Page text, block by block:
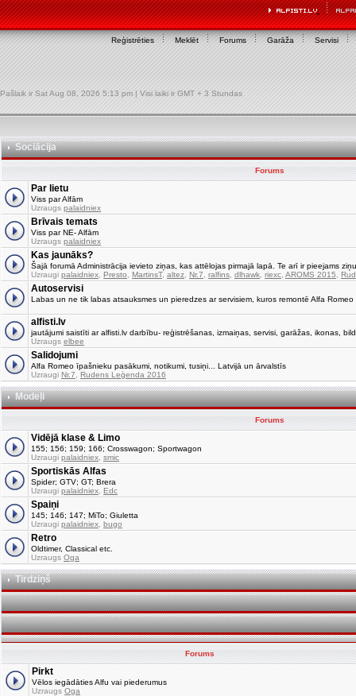
Reģistrēties Meklēt Forums Garāža Servisi
Pašlaik ir Sat Aug 08, 2026 5:13 pm | Visi laiki ir GMT + 3 Stundas
Sociācija
Forums
Par lietu
Viss par Alfām
Uzraugs palaidniex
Brīvais temats
Viss par NE- Alfām
Uzraugs palaidniex
Kas jaunāks?
Šajā forumā Administrācija ievieto ziņas, kas attēlojas pirmajā lapā. Te arī ir pieejams
Uzraugi palaidniex Presto MartinsT, altez Nr.7 ralfins dlhawk riexc AROMS 2015
Autoservisi
Labas un ne tik labas atsauksmes un pieredzes ar servisiem, kuros remontē Alfa Romeo
alfisti.lv
jautājumi saistīti ar alfisti.lv darbību- reģistrēšanas, izmaiņas, servisi, garāžas, ikonas,
Uzraugs elbee
Salidojumi
Alfa Romeo īpašnieku pasākumi, notikumi, tusiņi... Latvijā un ārvalstīs
Uzraugi Nr.7 Rudens Leģenda 2016
Modeļi
Forums
Vidējā klase & Limo
155; 156; 159; 166; Crosswagon; Sportwagon
Uzraugi palaidniex smic
Sportiskās Alfas
Spider; GTV; GT; Brera
Uzraugi palaidniex Edc
Spaiņi
145; 146; 147; MiTo; Giuletta
Uzraugi palaidniex bugo
Retro
Oldtimer, Classical etc.
Uzraugs Oga
Tirdziņš
Forums
Pirkt
Vēlos iegādāties Alfu vai piederumus
Uzraugs Oga